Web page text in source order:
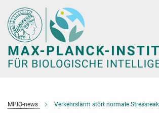
Hauptinhalt
MPIO-news Verkehrslärm stört normale Stressreaktionen und